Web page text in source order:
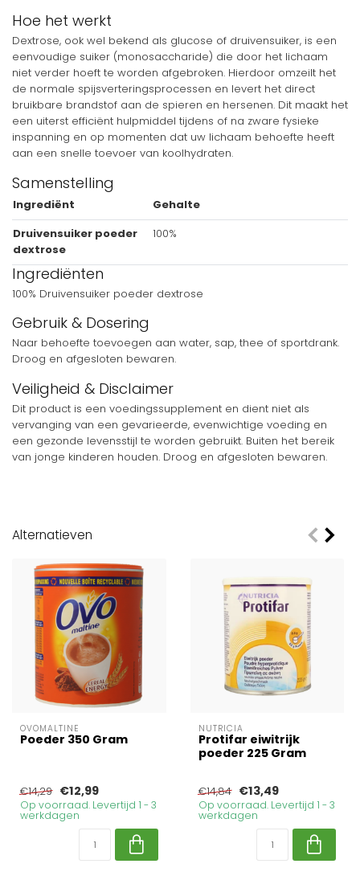
Hoe het werkt
Dextrose, ook wel bekend als glucose of druivensuiker, is een
eenvoudige suiker (monosaccharide) die door het lichaam
niet verder hoeft te worden afgebroken. Hierdoor omzeilt het
de normale spijsverteringsprocessen en levert het direct
bruikbare brandstof aan de spieren en hersenen. Dit maakt het
een uiterst efficiënt hulpmiddel tijdens of na zware fysieke
inspanning en op momenten dat uw lichaam behoefte heeft
aan een snelle toevoer van koolhydraten.
Samenstelling
Ingrediënt
Gehalte
Druivensuiker poeder
dextrose
100%
Ingrediënten
100% Druivensuiker poeder dextrose
Gebruik & Dosering
Naar behoefte toevoegen aan water, sap, thee of sportdrank.
Droog en afgesloten bewaren.
Veiligheid & Disclaimer
Dit product is een voedingssupplement en dient niet als
vervanging van een gevarieerde, evenwichtige voeding en
een gezonde levensstijl te worden gebruikt. Buiten het bereik
van jonge kinderen houden. Droog en afgesloten bewaren.
Alternatieven
OVOMALTINE
Poeder 350 Gram
€14,29 €12,99
Op voorraad. Levertijd 1 - 3
werkdagen
NUTRICIA
Protifar eiwitrijk
poeder 225 Gram
€14,84 €13,49
Op voorraad. Levertijd 1 - 3
werkdagen